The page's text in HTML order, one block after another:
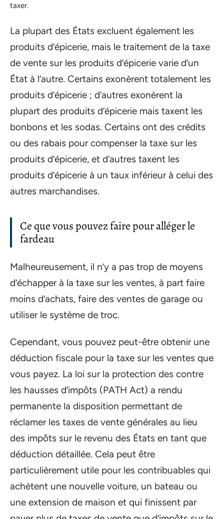
taxer.
La plupart des États excluent également les
produits d’épicerie, mais le traitement de la taxe
de vente sur les produits d’épicerie varie d’un
État à l’autre. Certains exonèrent totalement les
produits d’épicerie ; d’autres exonèrent la
plupart des produits d’épicerie mais taxent les
bonbons et les sodas. Certains ont des crédits
ou des rabais pour compenser la taxe sur les
produits d’épicerie, et d’autres taxent les
produits d’épicerie à un taux inférieur à celui des
autres marchandises.
Ce que vous pouvez faire pour alléger le
fardeau
Malheureusement, il n’y a pas trop de moyens
d’échapper à la taxe sur les ventes, à part faire
moins d’achats, faire des ventes de garage ou
utiliser le système de troc.
Cependant, vous pouvez peut-être obtenir une
déduction fiscale pour la taxe sur les ventes que
vous payez. La loi sur la protection des contre
les hausses d’impôts (PATH Act) a rendu
permanente la disposition permettant de
réclamer les taxes de vente générales au lieu
des impôts sur le revenu des États en tant que
déduction détaillée. Cela peut être
particulièrement utile pour les contribuables qui
achètent une nouvelle voiture, un bateau ou
une extension de maison et qui finissent par